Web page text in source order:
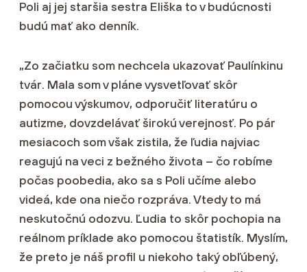
Poli aj jej staršia sestra Eliška to v budúcnosti
budú mať ako denník.
„Zo začiatku som nechcela ukazovať Paulínkinu
tvár. Mala som v pláne vysvetľovať skôr
pomocou výskumov, odporučiť literatúru o
autizme, dovzdelávať širokú verejnosť. Po pár
mesiacoch som však zistila, že ľudia najviac
reagujú na veci z bežného života – čo robíme
počas poobedia, ako sa s Poli učíme alebo
videá, kde ona niečo rozpráva. Vtedy to má
neskutočnú odozvu. Ľudia to skôr pochopia na
reálnom príklade ako pomocou štatistík. Myslím,
že preto je náš profil u niekoho taký obľúbený,